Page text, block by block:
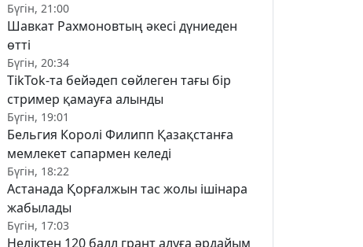
Бүгін, 21:00
Шавкат Рахмоновтың әкесі дүниеден
өтті
Бүгін, 20:34
TikTok-та бейәдеп сөйлеген тағы бір
стример қамауға алынды
Бүгін, 19:01
Бельгия Королі Филипп Қазақстанға
мемлекет сапармен келеді
Бүгін, 18:22
Астанада Қорғалжын тас жолы ішінара
жабылады
Бүгін, 17:03
Неліктен 120 балл грант алуға әрдайым